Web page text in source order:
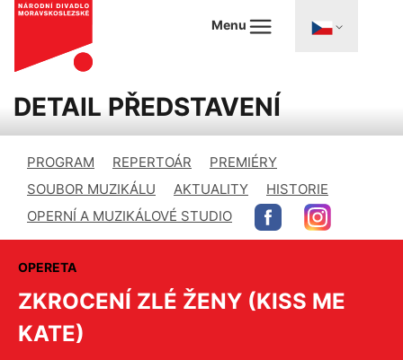
Menu
DETAIL PŘEDSTAVENÍ
PROGRAM REPERTOÁR
PREMIÉRY
SOUBOR MUZIKÁLU
AKTUALITY
HISTORIE
OPERNÍ A MUZIKÁLOVÉ STUDIO
OPERETA
ZKROCENÍ ZLÉ ŽENY (KISS ME
KATE)